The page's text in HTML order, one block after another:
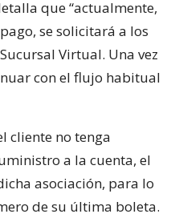
que “actualmente,
se solicitará a los
Virtual. Una vez
con el flujo habitual
cliente no tenga
a la cuenta, el
asociación, para lo
de su última boleta.